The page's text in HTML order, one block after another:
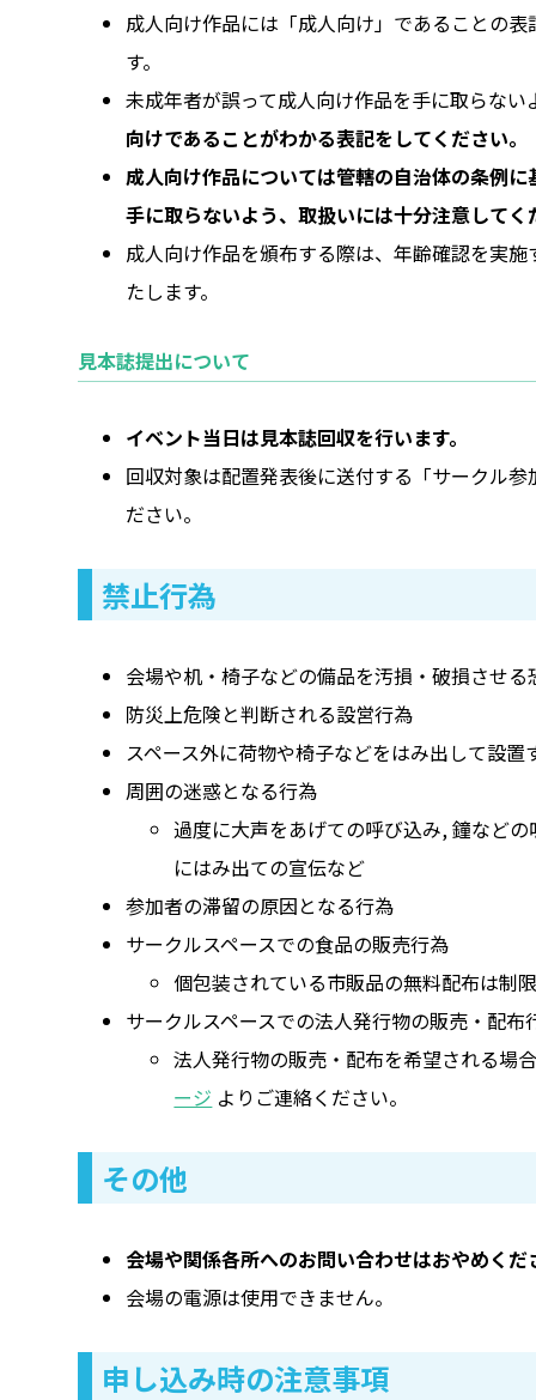
成人向け作品には「成人向け」であることの
す。
未成年者が誤って成人向け作品を手に取らない
向けであることがわかる表記をしてください。
成人向け作品については管轄の自治体の条例
手に取らないよう、取扱いには十分注意してく
成人向け作品を頒布する際は、年齢確認を実
たします。
見本誌提出について
イベント当日は見本誌回収を行います。
回収対象は配置発表後に送付する「サークル
ださい。
禁止行為
会場や机・椅子などの備品を汚損・破損させ
防災上危険と判断される設営行為
スペース外に荷物や椅子などをはみ出して設置
周囲の迷惑となる行為
過度に大声をあげての呼び込み, 鐘など
にはみ出ての宣伝など
参加者の滞留の原因となる行為
サークルスペースでの食品の販売行為
個包装されている市販品の無料配布は制
サークルスペースでの法人発行物の販売・配布
法人発行物の販売・配布を希望される場
ージ よりご連絡ください。
その他
会場や関係各所へのお問い合わせはおやめくだ
会場の電源は使用できません。
申し込み時の注意事項